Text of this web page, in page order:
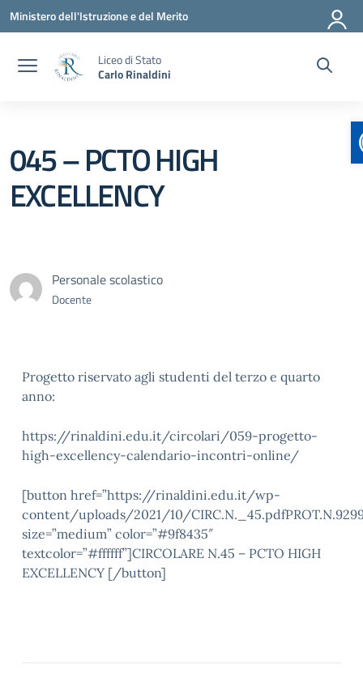
Vai ai contenuti
Vai al menu di navigazione
Vai al footer
Ministero dell'Istruzione e del Merito
Liceo di Stato
Carlo Rinaldini
045 – PCTO HIGH
EXCELLENCY
Personale scolastico
Docente
Progetto riservato agli studenti del terzo e quarto
anno:
https://rinaldini.edu.it/circolari/059-progetto-
high-excellency-calendario-incontri-online/
[button href=”https://rinaldini.edu.it/wp-
content/uploads/2021/10/
size=”medium” color=”#9f8435″
textcolor=”#ffffff”]CIRCOLARE N.45 – PCTO HIGH
EXCELLENCY [/button]